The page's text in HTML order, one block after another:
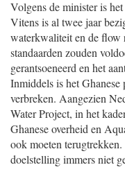
Volgens de minister is
Vitens is al twee jaar
waterkwaliteit en de flow
standaarden zouden
gerantsoeneerd en het
Inmiddels is het Ghanese
verbreken. Aangezien
Water Project, in het
Ghanese overheid en
ook moeten
doelstelling immers niet